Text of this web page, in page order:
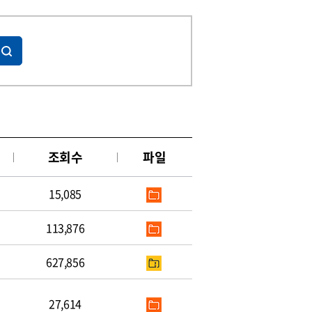
조회수 파일
15,085
113,876
627,856
27,614